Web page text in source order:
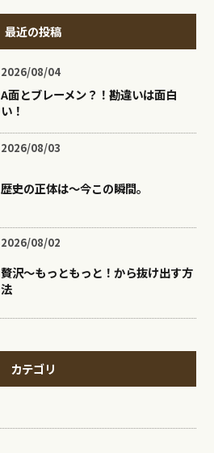
最近の投稿
2026/08/04
A面とブレーメン？！勘違いは面白
い！
2026/08/03
歴史の正体は〜今この瞬間。
2026/08/02
贅沢〜もっともっと！から抜け出す方
法
カテゴリ